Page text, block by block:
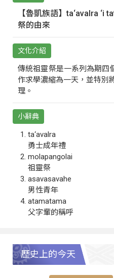
【魯凱族語】ta‘avalra ‘i
祭的由來
文化介紹
傳統祖靈祭是一系列為期四
作求學濃縮為一天，並特別
理。
小辭典
ta‘avalra
勇士成年禮
molapangolai
祖靈祭
asavasavahe
男性青年
atamatama
父字輩的稱呼
歷史上的今天